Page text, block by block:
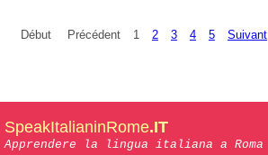
Début Précédent 1 2 3 4 5 Suivant
SpeakItalianinRome.IT
Apprendere la lingua italiana a Roma